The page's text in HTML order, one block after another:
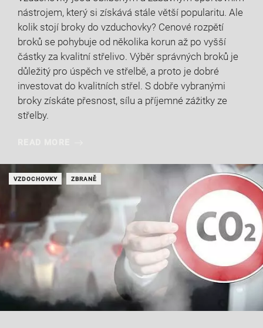
nástrojem, který si získává stále větší popularitu. Ale
kolik stojí broky do vzduchovky? Cenové rozpětí
broků se pohybuje od několika korun až po vyšší
částky za kvalitní střelivo. Výběr správných broků je
důležitý pro úspěch ve střelbě, a proto je dobré
investovat do kvalitních střel. S dobře vybranými
broky získáte přesnost, sílu a příjemné zážitky ze
střelby.
VZDOCHOVKY ZBRANĚ